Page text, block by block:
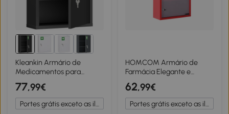
Kleankin Armário de
Medicamentos para
Montagem na Parede com
Fechadura Armário de
Parede em Aço de 3 Níveis
40x15x53,5 cm Preto
77,99€
HOMCOM Armário de
Farmácia Elegante e
Seguro com 4 Níveis e 3
Prateleiras - Aço e Vidro
Fosco
62,99€